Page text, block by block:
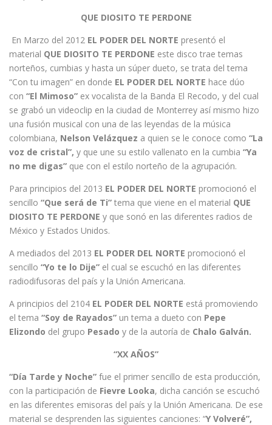
QUE DIOSITO TE PERDONE
En Marzo del 2012 EL PODER DEL NORTE presentó el
material QUE DIOSITO TE PERDONE este disco trae temas
norteños, cumbias y hasta un súper dueto, se trata del tema
“Con tu imagen” en donde EL PODER DEL NORTE hace dúo
con “El Mimoso” ex vocalista de la Banda El Recodo, y del cual
se grabó un videoclip en la ciudad de Monterrey así mismo hizo
una fusión musical con una de las leyendas de la música
colombiana, Nelson Velázquez a quien se le conoce como “La
voz de cristal”, y que une su estilo vallenato en la cumbia “Ya
no me digas” que con el estilo norteño de la agrupación.
Para principios del 2013 EL PODER DEL NORTE promocionó el
sencillo “Que será de Ti” tema que viene en el material QUE
DIOSITO TE PERDONE y que sonó en las diferentes radios de
México y Estados Unidos.
A mediados del 2013 EL PODER DEL NORTE promocionó el
sencillo “Yo te lo Dije” el cual se escuchó en las diferentes
radiodifusoras del país y la Unión Americana.
A principios del 2104 EL PODER DEL NORTE está promoviendo
el tema “Soy de Rayados” un tema a dueto con Pepe
Elizondo del grupo Pesado y de la autoría de Chalo Galván.
“XX AÑOS”
“Día Tarde y Noche” fue el primer sencillo de esta producción,
con la participación de Fievre Looka, dicha canción se escuchó
en las diferentes emisoras del país y la Unión Americana. De ese
material se desprenden las siguientes canciones: “Y Volveré”,